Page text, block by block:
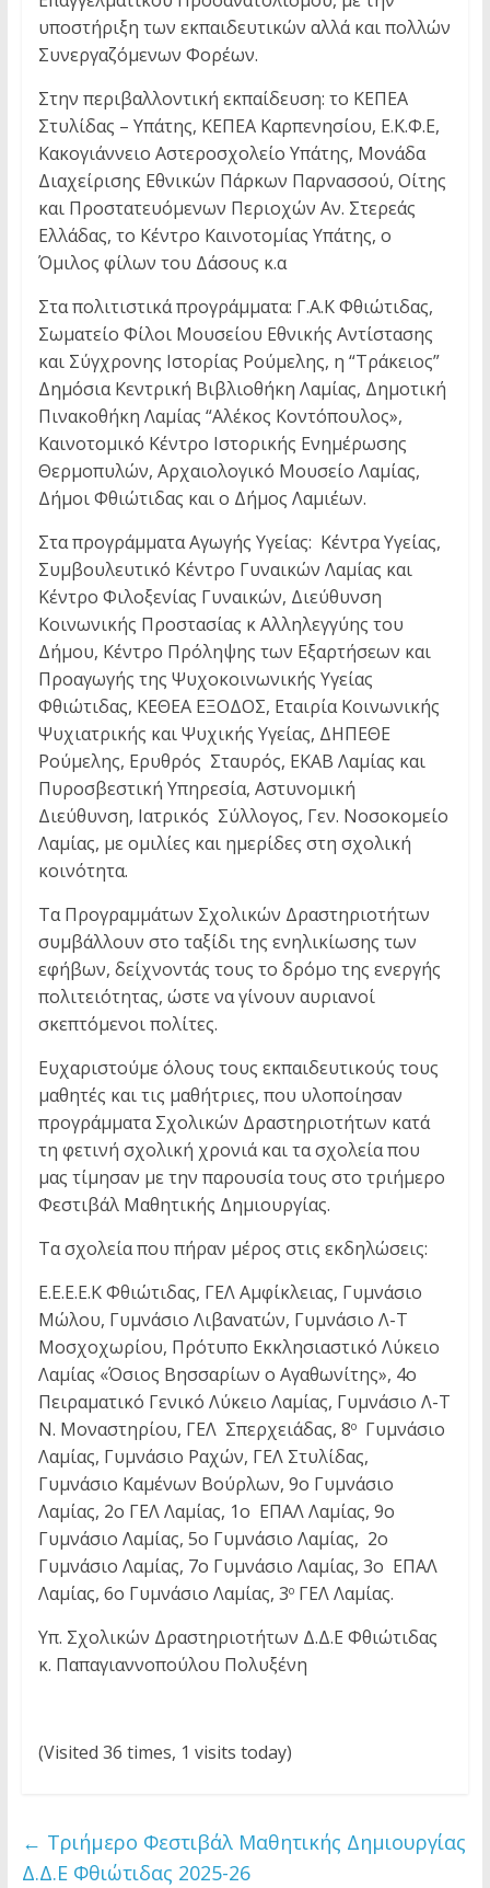
υποστήριξη των εκπαιδευτικών αλλά και πολλών
Συνεργαζόμενων Φορέων.
Στην περιβαλλοντική εκπαίδευση: το ΚΕΠΕΑ
Στυλίδας – Υπάτης, ΚΕΠΕΑ Καρπενησίου, Ε.Κ.Φ.Ε,
Κακογιάννειο Αστεροσχολείο Υπάτης, Μονάδα
Διαχείρισης Εθνικών Πάρκων Παρνασσού, Οίτης
και Προστατευόμενων Περιοχών Αν. Στερεάς
Ελλάδας, το Κέντρο Καινοτομίας Υπάτης, ο
Όμιλος φίλων του Δάσους κ.α
Στα πολιτιστικά προγράμματα: Γ.Α.Κ Φθιώτιδας,
Σωματείο Φίλοι Μουσείου Εθνικής Αντίστασης
και Σύγχρονης Ιστορίας Ρούμελης, η “Τράκειος”
Δημόσια Κεντρική Βιβλιοθήκη Λαμίας, Δημοτική
Πινακοθήκη Λαμίας “Αλέκος Κοντόπουλος»,
Καινοτομικό Κέντρο Ιστορικής Ενημέρωσης
Θερμοπυλών, Αρχαιολογικό Μουσείο Λαμίας,
Δήμοι Φθιώτιδας και ο Δήμος Λαμιέων.
Στα προγράμματα Αγωγής Υγείας: Κέντρα Υγείας,
Συμβουλευτικό Κέντρο Γυναικών Λαμίας και
Κέντρο Φιλοξενίας Γυναικών, Διεύθυνση
Κοινωνικής Προστασίας κ Αλληλεγγύης του
Δήμου, Κέντρο Πρόληψης των Εξαρτήσεων και
Προαγωγής της Ψυχοκοινωνικής Υγείας
Φθιώτιδας, ΚΕΘΕΑ ΕΞΟΔΟΣ, Εταιρία Κοινωνικής
Ψυχιατρικής και Ψυχικής Υγείας, ΔΗΠΕΘΕ
Ρούμελης, Ερυθρός Σταυρός, ΕΚΑΒ Λαμίας και
Πυροσβεστική Υπηρεσία, Αστυνομική
Διεύθυνση, Ιατρικός Σύλλογος, Γεν. Νοσοκομείο
Λαμίας, με ομιλίες και ημερίδες στη σχολική
κοινότητα.
Τα Προγραμμάτων Σχολικών Δραστηριοτήτων
συμβάλλουν στο ταξίδι της ενηλικίωσης των
εφήβων, δείχνοντάς τους το δρόμο της ενεργής
πολιτειότητας, ώστε να γίνουν αυριανοί
σκεπτόμενοι πολίτες.
Ευχαριστούμε όλους τους εκπαιδευτικούς τους
μαθητές και τις μαθήτριες, που υλοποίησαν
προγράμματα Σχολικών Δραστηριοτήτων κατά
τη φετινή σχολική χρονιά και τα σχολεία που
μας τίμησαν με την παρουσία τους στο τριήμερο
Φεστιβάλ Μαθητικής Δημιουργίας.
Τα σχολεία που πήραν μέρος στις εκδηλώσεις:
Ε.Ε.Ε.Ε.Κ Φθιώτιδας, ΓΕΛ Αμφίκλειας, Γυμνάσιο
Μώλου, Γυμνάσιο Λιβανατών, Γυμνάσιο Λ-Τ
Μοσχοχωρίου, Πρότυπο Εκκλησιαστικό Λύκειο
Λαμίας «Όσιος Βησσαρίων ο Αγαθωνίτης», 4ο
Πειραματικό Γενικό Λύκειο Λαμίας, Γυμνάσιο Λ-Τ
Ν. Μοναστηρίου, ΓΕΛ Σπερχειάδας, 8οΓυμνάσιο
Λαμίας, Γυμνάσιο Ραχών, ΓΕΛ Στυλίδας,
Γυμνάσιο Καμένων Βούρλων, 9ο Γυμνάσιο
Λαμίας, 2ο ΓΕΛ Λαμίας, 1o ΕΠΑΛ Λαμίας, 9ο
Γυμνάσιο Λαμίας, 5o Γυμνάσιο Λαμίας, 2o
Γυμνάσιο Λαμίας, 7ο Γυμνάσιο Λαμίας, 3ο ΕΠΑΛ
Λαμίας, 6ο Γυμνάσιο Λαμίας, 3οΓΕΛ Λαμίας.
Υπ. Σχολικών Δραστηριοτήτων Δ.Δ.Ε Φθιώτιδας
κ. Παπαγιαννοπούλου Πολυξένη
(Visited 36 times, 1 visits today)
← Τριήμερο Φεστιβάλ Μαθητικής Δημιουργίας
Δ.Δ.Ε Φθιώτιδας 2025-26